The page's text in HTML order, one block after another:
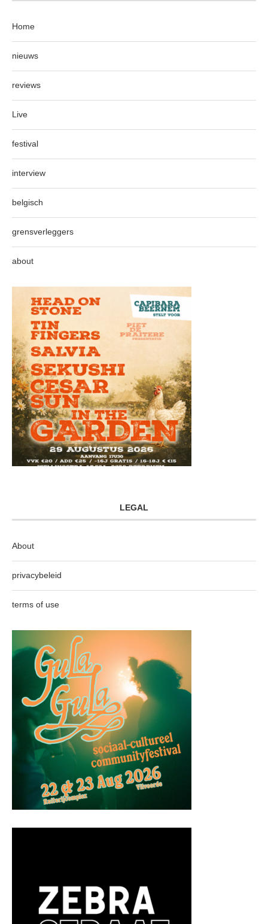
Home
nieuws
reviews
Live
festival
interview
belgisch
grensverleggers
about
LEGAL
About
privacybeleid
terms of use